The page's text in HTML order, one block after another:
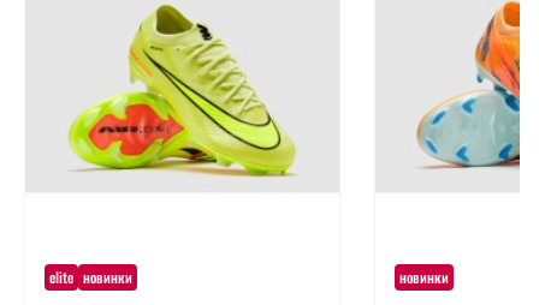
elite новинки новинки